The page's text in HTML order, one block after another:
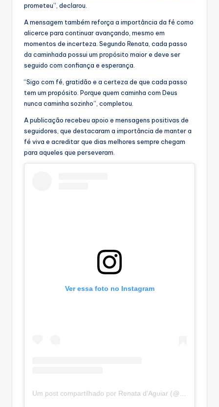
prometeu”, declarou.
A mensagem também reforça a importância da fé como
alicerce para continuar avançando, mesmo em
momentos de incerteza. Segundo Renata, cada passo
da caminhada possui um propósito maior e deve ser
seguido com confiança e esperança.
“Sigo com fé, gratidão e a certeza de que cada passo
tem um propósito. Porque quem caminha com Deus
nunca caminha sozinho”, completou.
A publicação recebeu apoio e mensagens positivas de
seguidores, que destacaram a importância de manter a
fé viva e acreditar que dias melhores sempre chegam
para aqueles que perseveram.
Ver essa foto no Instagram